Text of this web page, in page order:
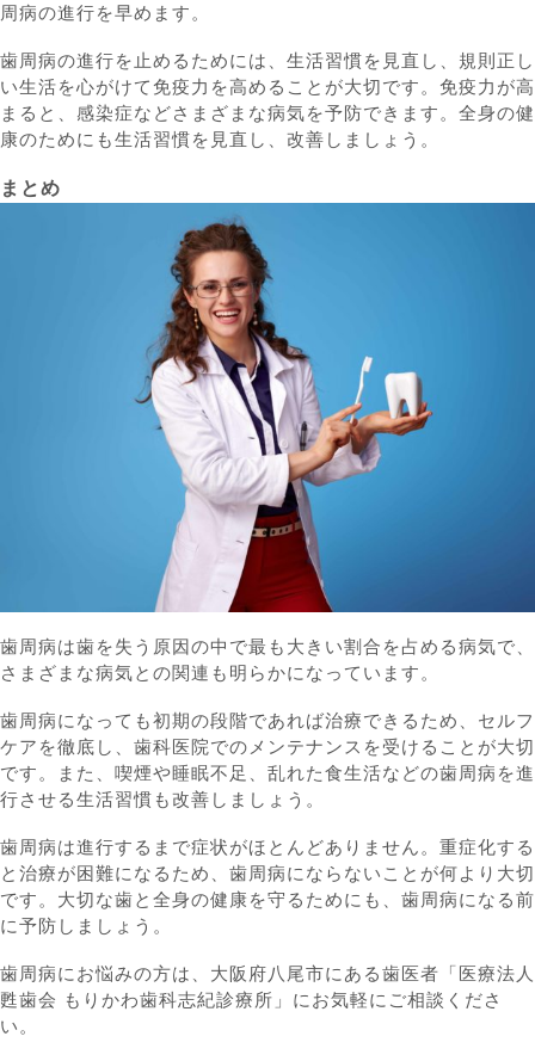
周病の進行を早めます。
歯周病の進行を止めるためには、生活習慣を見直し、規則正し
い生活を心がけて免疫力を高めることが大切です。免疫力が高
まると、感染症などさまざまな病気を予防できます。全身の健
康のためにも生活習慣を見直し、改善しましょう。
まとめ
歯周病は歯を失う原因の中で最も大きい割合を占める病気で、
さまざまな病気との関連も明らかになっています。
歯周病になっても初期の段階であれば治療できるため、セルフ
ケアを徹底し、歯科医院でのメンテナンスを受けることが大切
です。また、喫煙や睡眠不足、乱れた食生活などの歯周病を進
行させる生活習慣も改善しましょう。
歯周病は進行するまで症状がほとんどありません。重症化する
と治療が困難になるため、歯周病にならないことが何より大切
です。大切な歯と全身の健康を守るためにも、歯周病になる前
に予防しましょう。
歯周病にお悩みの方は、大阪府八尾市にある歯医者「医療法人
甦歯会 もりかわ歯科志紀診療所」にお気軽にご相談くださ
い。